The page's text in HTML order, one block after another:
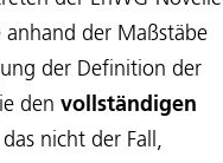
anhand der Maßstäbe
der Definition der
den vollständigen
nicht der Fall,